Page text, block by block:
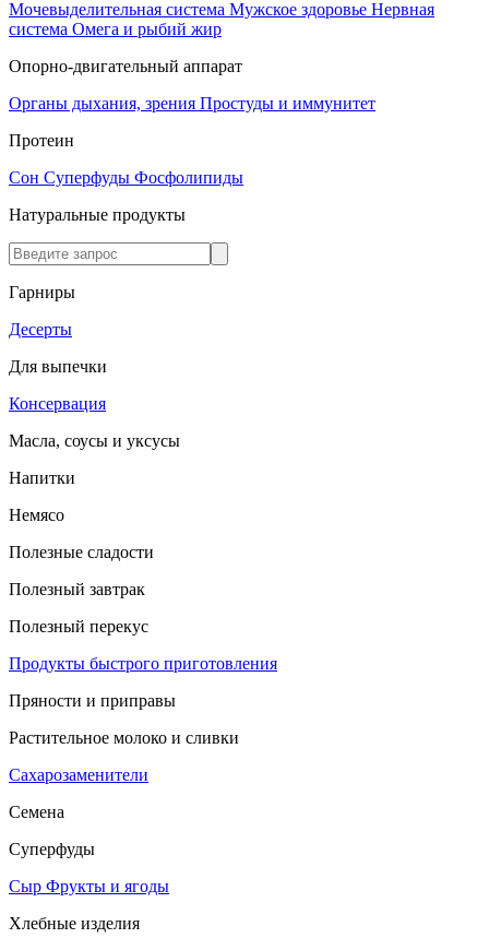
Мочевыделительная система Мужское здоровье Нервная
система Омега и рыбий жир
Опорно-двигательный аппарат
Органы дыхания, зрения Простуды и иммунитет
Протеин
Сон Суперфуды Фосфолипиды
Натуральные продукты
Гарниры
Десерты
Для выпечки
Консервация
Масла, соусы и уксусы
Напитки
Немясо
Полезные сладости
Полезный завтрак
Полезный перекус
Продукты быстрого приготовления
Пряности и приправы
Растительное молоко и сливки
Сахарозаменители
Семена
Суперфуды
Сыр Фрукты и ягоды
Хлебные изделия